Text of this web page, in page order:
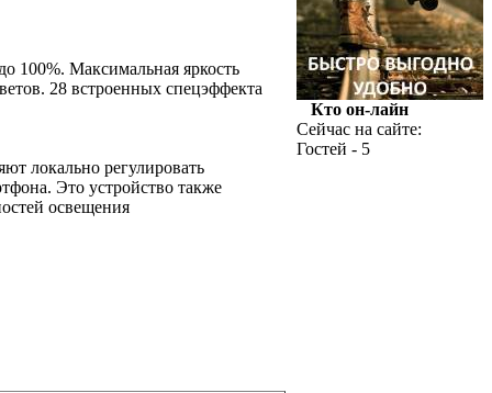
100%. Максимальная яркость
28 встроенных спецэффекта
локально регулировать
Это устройство также
освещения
Кто он-лайн
Сейчас на сайте:
Гостей - 5